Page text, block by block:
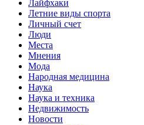
Лайфхаки
Летние виды спорта
Личный счет
Люди
Места
Мнения
Мода
Народная медицина
Наука
Наука и техника
Недвижимость
Новости